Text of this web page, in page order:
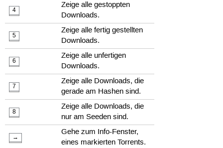
4
Zeige alle gestoppten
Downloads.
5
Zeige alle fertig gestellten
Downloads.
6
Zeige alle unfertigen
Downloads.
7
Zeige alle Downloads, die
gerade am Hashen sind.
8
Zeige alle Downloads, die
nur am Seeden sind.
→
Gehe zum Info-Fenster,
eines markierten Torrents.